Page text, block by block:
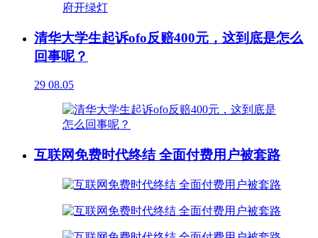
清华大学生起诉ofo反赔400元，这到底是怎么
回事呢？
29 08.05
互联网免费时代终结 全面付费用户被套路